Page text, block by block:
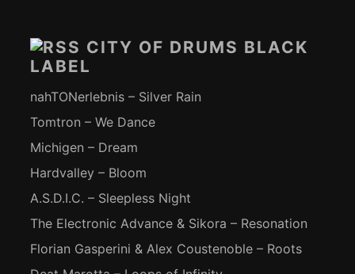
CITY OF DRUMS BLACK
LABEL
nahTONerlebnis – Silver Rain
Tomtron – We Dance
Michigen – Dream
Hardvalley – Bloom
A.S.D.I.C. – Sleepless Night
The Electronic Advance & Sikora – Resonation
Florian Gasperini & Alex Coustenoble – Roots